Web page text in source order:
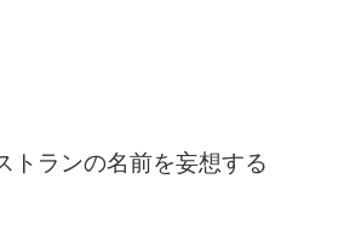
トランの名前を妄想する